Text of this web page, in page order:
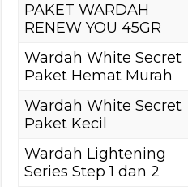
PAKET WARDAH
RENEW YOU 45GR
Wardah White Secret
Paket Hemat Murah
Wardah White Secret
Paket Kecil
Wardah Lightening
Series Step 1 dan 2